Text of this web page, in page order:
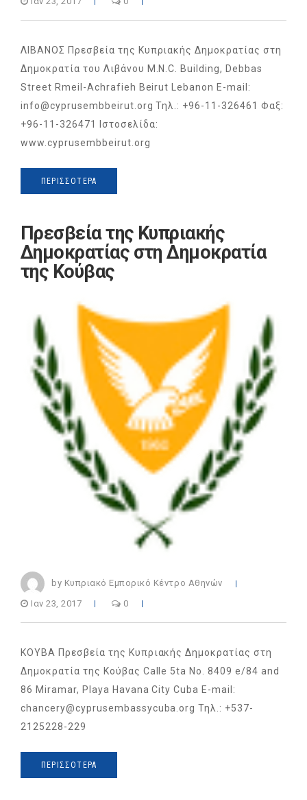
ΛΙΒΑΝΟΣ Πρεσβεία της Κυπριακής Δημοκρατίας στη
Δημοκρατία του Λιβάνου M.N.C. Building, Debbas
Street Rmeil-Achrafieh Beirut Lebanon E-mail:
info@cyprusembbeirut.org Τηλ.: +96-11-326461 Φαξ:
+96-11-326471 Ιστοσελίδα:
www.cyprusembbeirut.org
ΠΕΡΙΣΣΌΤΕΡΑ
Πρεσβεία της Κυπριακής
Δημοκρατίας στη Δημοκρατία
της Κούβας
by Κυπριακό Εμπορικό Κέντρο Αθηνών
Ιαν 23, 2017 0
ΚΟΥΒΑ Πρεσβεία της Κυπριακής Δημοκρατίας στη
Δημοκρατία της Κούβας Calle 5ta No. 8409 e/84 and
86 Miramar, Playa Havana City Cuba E-mail:
chancery@cyprusembassycuba.org Τηλ.: +537-
2125228-229
ΠΕΡΙΣΣΌΤΕΡΑ